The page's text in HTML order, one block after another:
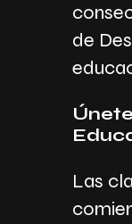
de
Las